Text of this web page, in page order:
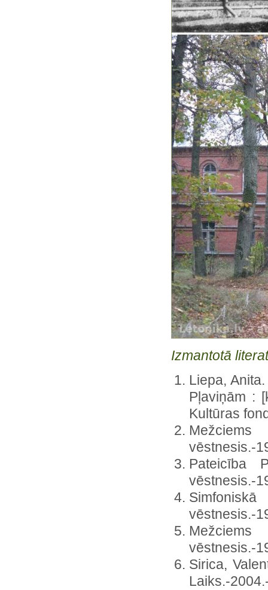
Izmantotā
Liepa,
Pļaviņām :
Kultūras
vēstnesis.-
Pateicība
vēstnesis.-
vēstnesis.-
vēstnesis.-
Sirica,
Laiks.-